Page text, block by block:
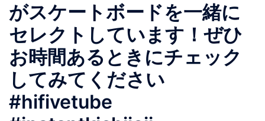
がスケートボードを一緒に
セレクトしています！ぜひ
お時間あるときにチェック
してみてください
#hifivetube